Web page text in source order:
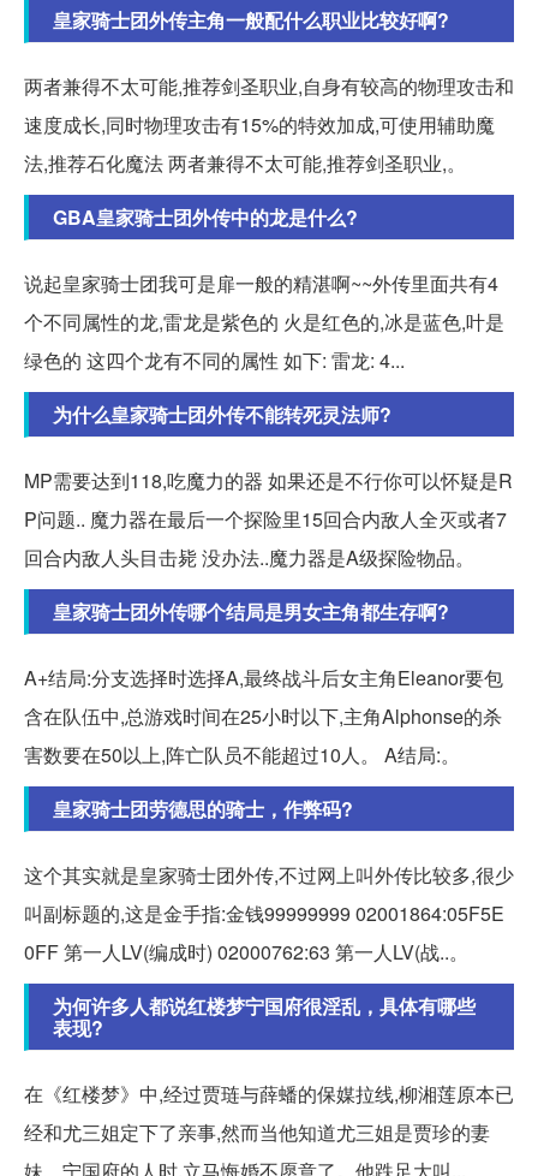
皇家骑士团外传主角一般配什么职业比较好啊?
两者兼得不太可能,推荐剑圣职业,自身有较高的物理攻击和
速度成长,同时物理攻击有15%的特效加成,可使用辅助魔
法,推荐石化魔法 两者兼得不太可能,推荐剑圣职业,。
GBA皇家骑士团外传中的龙是什么?
说起皇家骑士团我可是扉一般的精湛啊~~外传里面共有4
个不同属性的龙,雷龙是紫色的 火是红色的,冰是蓝色,叶是
绿色的 这四个龙有不同的属性 如下: 雷龙: 4...
为什么皇家骑士团外传不能转死灵法师?
MP需要达到118,吃魔力的器 如果还是不行你可以怀疑是R
P问题.. 魔力器在最后一个探险里15回合内敌人全灭或者7
回合内敌人头目击毙 没办法..魔力器是A级探险物品。
皇家骑士团外传哪个结局是男女主角都生存啊?
A+结局:分支选择时选择A,最终战斗后女主角Eleanor要包
含在队伍中,总游戏时间在25小时以下,主角Alphonse的杀
害数要在50以上,阵亡队员不能超过10人。 A结局:。
皇家骑士团劳德思的骑士，作弊码?
这个其实就是皇家骑士团外传,不过网上叫外传比较多,很少
叫副标题的,这是金手指:金钱99999999 02001864:05F5E
0FF 第一人LV(编成时) 02000762:63 第一人LV(战..。
为何许多人都说红楼梦宁国府很淫乱，具体有哪些
表现?
在《红楼梦》中,经过贾琏与薛蟠的保媒拉线,柳湘莲原本已
经和尤三姐定下了亲事,然而当他知道尤三姐是贾珍的妻
妹、宁国府的人时,立马悔婚不愿意了。他跌足大叫...